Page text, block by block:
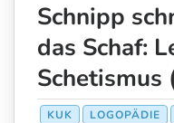
Schnipp
das Schaf:
Schetismus
KUK LOGOPÄDIE